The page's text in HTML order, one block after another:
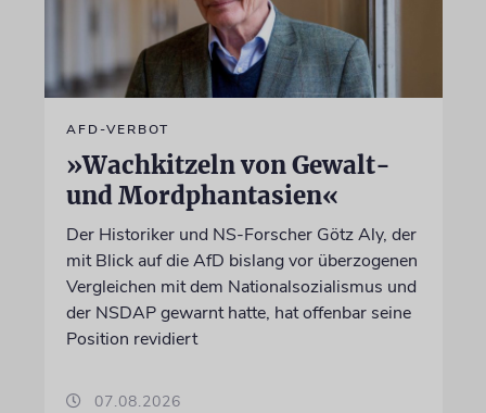
AFD-VERBOT
»Wachkitzeln von Gewalt-
und Mordphantasien«
Der Historiker und NS-Forscher Götz Aly, der
mit Blick auf die AfD bislang vor überzogenen
Vergleichen mit dem Nationalsozialismus und
der NSDAP gewarnt hatte, hat offenbar seine
Position revidiert
07.08.2026